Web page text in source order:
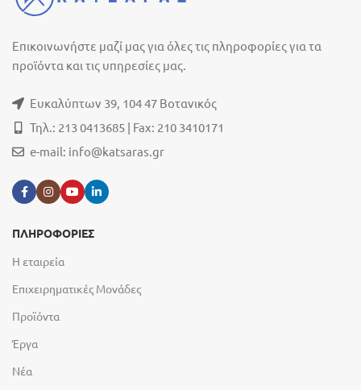
Επικοινωνήστε μαζί μας για όλες τις πληροφορίες για τα
προϊόντα και τις υπηρεσίες μας.
Ευκαλύπτων 39, 104 47 Βοτανικός
Τηλ.: 213 0413685 | Fax: 210 3410171
e-mail: info@katsaras.gr
ΠΛΗΡΟΦΟΡΙΕΣ
Η εταιρεία
Επιχειρηματικές Μονάδες
Προϊόντα
Έργα
Νέα